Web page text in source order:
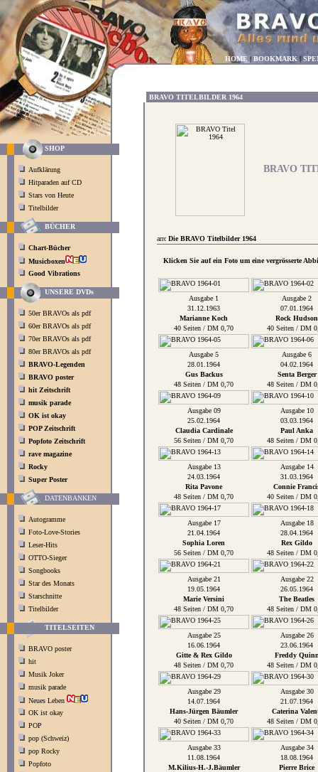
HOME | BOOKMARK |
SHOP
Aufklärung
Hitparaden auf CD
Stars von Heute
Titelbilder
BÜCHER
Chart-Bücher
Musicboxen
Good Vibrations
UNSERE DVDs
50er BRAVOs als pdf
60er BRAVOs als pdf
70er BRAVOs als pdf
80er BRAVOs als pdf
BRAVO-Legenden
BRAVO poster
hit Zeitschrift
musik parade
OK ist okay
POP Zeitschrift
Popfoto Zeitschrift
rave magazine
Rocky
Super Poster
DATENBANKEN
Autogramme
Foto-Love-Stories
Leser-Hits
OTTO-Sieger
Songbooks
Star des Monats
Starschnitte
Titelbilder
TITELSEITEN
BRAVO poster
hit
Musik Joker
musik parade
Neues Leben
OK ist okay
POP
pop (Schweiz)
pop Rocky
Popfoto
BRAVO TITELBILDER 1964
BRAVO
Die BRAVO Titelbilder 1964
Klicken Sie auf ein Foto um eine vergrösserte
Ausgabe 1
Ausgabe 2
31.12.1963
07.01.1964
Marianne Koch
Rock Hudson
40 Seiten / DM 0,70
40 Seiten / DM
Ausgabe 5
Ausgabe 6
28.01.1964
04.02.1964
Gus Backus
Senta Berger
48 Seiten / DM 0,70
48 Seiten / DM
Ausgabe 09
Ausgabe 10
25.02.1964
03.03.1964
Claudia Cardinale
Paul Anka
56 Seiten / DM 0,70
48 Seiten / DM
Ausgabe 13
Ausgabe 14
24.03.1964
31.03.1964
Rita Pavone
Connie
48 Seiten / DM 0,70
40 Seiten / DM
Ausgabe 17
Ausgabe 18
21.04.1964
28.04.1964
Sophia Loren
Rex Gildo
56 Seiten / DM 0,70
48 Seiten / DM
Ausgabe 21
Ausgabe 22
19.05.1964
26.05.1964
Marie Versini
The Beatles
48 Seiten / DM 0,70
48 Seiten / DM
Ausgabe 25
Ausgabe 26
16.06.1964
23.06.1964
Gitte & Rex Gildo
Freddy
48 Seiten / DM 0,70
48 Seiten / DM
Ausgabe 29
Ausgabe 30
14.07.1964
21.07.1964
Hans-Jürgen Bäumler
Caterina
40 Seiten / DM 0,70
48 Seiten / DM
Ausgabe 33
Ausgabe 34
11.08.1964
18.08.1964
M.Kilius-H.-J.Bäumler
Pierre Brice